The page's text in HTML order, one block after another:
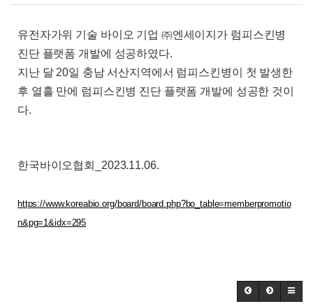
유전자가위 기술 바이오 기업 ㈜엔세이지가 럼피스킨병
진단 플랫폼 개발에 성공하였다.
지난 달 20일 충남 서산지역에서 럼피스킨병이 첫 발생한
후 열흘 만에 럼피스킨병 진단 플랫폼 개발에 성공한 것이
다.
한국바이오협회 _2023.11.06.
https://www.koreabio.org/board/board.php?bo_table=memberpromotio
n&pg=1&idx=295